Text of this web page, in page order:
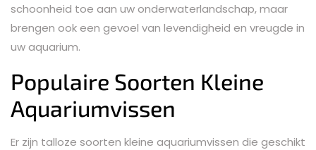
schoonheid toe aan uw onderwaterlandschap, maar
brengen ook een gevoel van levendigheid en vreugde in
uw aquarium.
Populaire Soorten Kleine
Aquariumvissen
Er zijn talloze soorten kleine aquariumvissen die geschikt